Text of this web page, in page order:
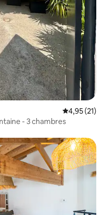
Évaluation
4,95 (21)
- 3 chambres
appréciés